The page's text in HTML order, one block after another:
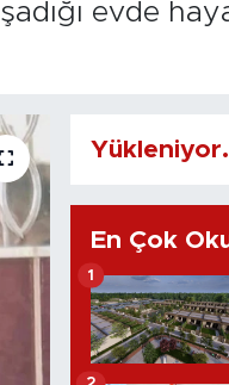
evde
En Çok
1